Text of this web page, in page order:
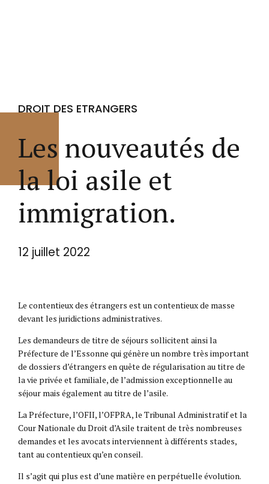
DROIT DES ETRANGERS
Les nouveautés de
la loi asile et
immigration.
12 juillet 2022
Le contentieux des étrangers est un contentieux de masse
devant les juridictions administratives.
Les demandeurs de titre de séjours sollicitent ainsi la
Préfecture de l’Essonne qui génère un nombre très important
de dossiers d’étrangers en quête de régularisation au titre de
la vie privée et familiale, de l’admission exceptionnelle au
séjour mais également au titre de l’asile.
La Préfecture, l’OFII, l’OFPRA, le Tribunal Administratif et la
Cour Nationale du Droit d’Asile traitent de très nombreuses
demandes et les avocats interviennent à différents stades,
tant au contentieux qu’en conseil.
Il s’agit qui plus est d’une matière en perpétuelle évolution.